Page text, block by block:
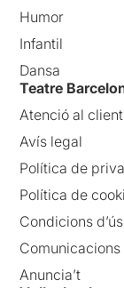
Humor
Infantil
Dansa
Teatre
Atenció al client
Avís legal
Política de
Política de
Condicions d’ús
Anuncia’t